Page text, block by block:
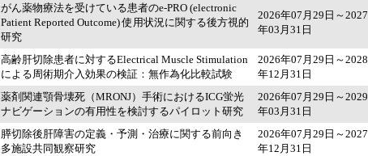
がん薬物療法を受けている患者のe-PRO (electronic
Patient Reported Outcome) 使用状況に関する後方視的
研究
2026年07月29日～2027
年03月31日
高齢肝切除患者に対するElectrical Muscle Stimulation
による周術期介入効果の検証：無作為化比較試験
2026年07月29日～2028
年12月31日
薬剤関連顎骨壊死（MRONJ）手術におけるICG蛍光
ナビゲーションの有用性を検討するパイロット研究
2026年07月29日～2029
年03月31日
膵切除後肝障害の定義・予測・治療に関する前向き
多施設共同観察研究
2026年07月29日～2027
年12月31日